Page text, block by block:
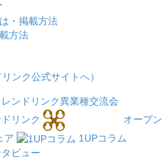
・掲載方法
方法
ンク公式サイトへ）
レンドリンク異業種交流会
リンク
オープン
ア
1UPコラム
ビュー